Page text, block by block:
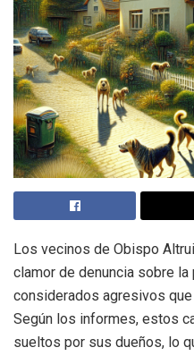
Los vecinos de Obispo
clamor de denuncia sobre
considerados agresivos
Según los informes, estos
sueltos por sus dueños, lo